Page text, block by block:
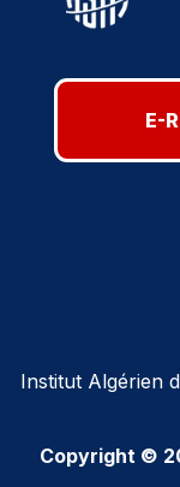
E-
Institut Algérien
Copyright ©